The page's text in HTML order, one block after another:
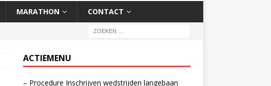
MARATHON CONTACT
ACTIEMENU
– Procedure Inschrijven wedstrijden langebaan